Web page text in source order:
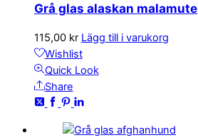
Grå glas alaskan malamute
115,00 kr Lägg till i varukorg
Wishlist
Quick Look
Share